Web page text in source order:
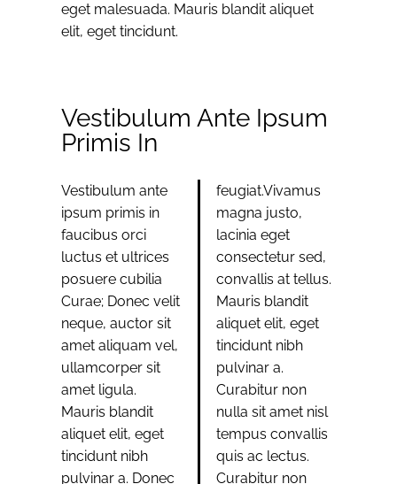
eget malesuada. Mauris blandit aliquet
elit, eget tincidunt.
Vestibulum Ante Ipsum
Primis In
Vestibulum ante
ipsum primis in
faucibus orci
luctus et ultrices
posuere cubilia
Curae; Donec velit
neque, auctor sit
amet aliquam vel,
ullamcorper sit
amet ligula.
Mauris blandit
aliquet elit, eget
tincidunt nibh
pulvinar a. Donec
feugiat.Vivamus
magna justo,
lacinia eget
consectetur sed,
convallis at tellus.
Mauris blandit
aliquet elit, eget
tincidunt nibh
pulvinar a.
Curabitur non
nulla sit amet nisl
tempus convallis
quis ac lectus.
Curabitur non